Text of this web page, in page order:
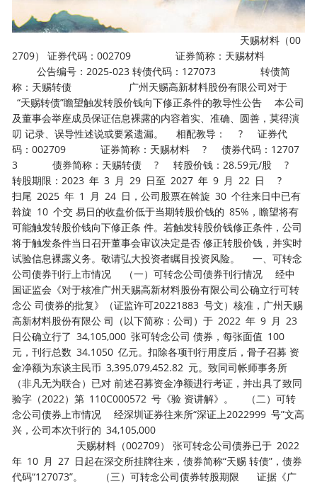
天赐材料（00
2709） 证券代码：002709 证券简称：天赐材料
公告编号：2025-023 转债代码：127073 转债简
称：天赐转债 广州天赐高新材料股份有限公司对于
“天赐转债”瞻望触发转股价钱向下修正条件的教导性公告 本公司
及董事会举座成员保证信息裸露的内容着实、准确、圆善，莫得演
叨 记录、误导性述说或要紧遗漏。 相配教导： ? 证券代
码：002709 证券简称：天赐材料 ? 债券代码：12707
3 债券简称：天赐转债 ? 转股价钱：28.59元/股 ?
转股期限：2023 年 3 月 29 日至 2027 年 9 月 22 日 ?
扫尾 2025 年 1 月 24 日，公司股票在斡旋 30 个往来日中已有
斡旋 10 个交 易日的收盘价低于当期转股价钱的 85%，瞻望将有
可能触发转股价钱向下修正条 件。若触发转股价钱修正条件，公司
将于触发条件当日召开董事会审议决定是否 修正转股价钱，并实时
试验信息裸露义务。敬请弘大投资者瞩目投资风险。 一、可转念
公司债券刊行上市情况 （一）可转念公司债券刊行情况 经中
国证监会《对于核准广州天赐高新材料股份有限公司公确立行可转
念公 司债券的批复》（证监许可20221883 号文）核准，广州天赐
高新材料股份有限公 司（以下简称：公司）于 2022 年 9 月 23
日公确立行了 34,105,000 张可转念公司 债券，每张面值 100
元，刊行总数 34.1050 亿元。扣除各项刊行用度后，骨子召募 资
金净额为东谈主民币 3,395,079,452.82 元。致同司帐师事务所
（非凡无为联合）已对 前述召募资金净额进行考证，并出具了致同
验字（2022）第 110C000572 号《验 资讲解》。 （二）可转
念公司债券上市情况 经深圳证券往来所“深证上2022999 号”文高
兴，公司本次刊行的 34,105,000
天赐材料（002709） 张可转念公司债券已于 2022
年 10 月 27 日起在深交所挂牌往来，债券简称“天赐 转债”，债券
代码“127073”。 （三）可转念公司债券转股期限 证据《广